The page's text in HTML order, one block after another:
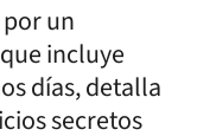
un
incluye
días, detalla
secretos